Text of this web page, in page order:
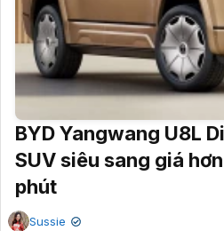
BYD Yangwang U8L
SUV siêu sang giá
phút
Sussie ✔